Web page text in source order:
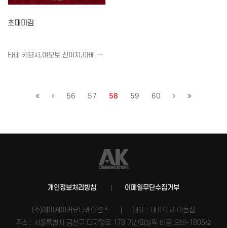
초패미컴
타네 키요시,야모토 신이치,아베 히로키
56 57 58 59 60
개인정보처리방침 이메일무단수집거부
(주)에이케이커뮤니케이션즈
대표 : 대표이사 이동섭
주소 : 서울특별시 금천구 디지털로 178 가산퍼블릭 비동 오비-1805호